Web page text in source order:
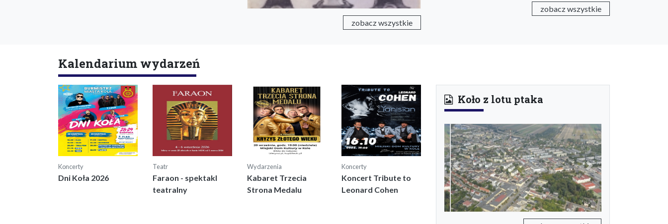
zobacz wszystkie
zobacz wszystkie
Kalendarium wydarzeń
Koncerty
Dni Koła 2026
Teatr
Faraon - spektakl
teatralny
Wydarzenia
Kabaret Trzecia
Strona Medalu
Koncerty
Koncert Tribute to
Leonard Cohen
Koło z lotu ptaka
Previous Next